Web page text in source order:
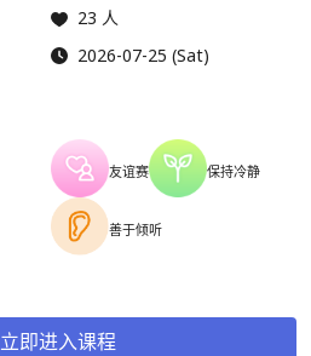
23 人
2026-07-25 (Sat)
友谊赛 保持冷静
善于倾听
立即进入课程